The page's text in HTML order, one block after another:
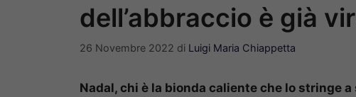
dell’abbraccio è già
26 Novembre 2022 di Luigi Maria Chiappetta
Nadal, chi è la bionda caliente che lo stringe